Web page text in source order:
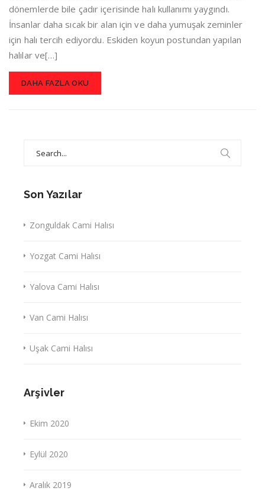
dönemlerde bile çadır içerisinde halı kullanımı yaygındı.
İnsanlar daha sıcak bir alan için ve daha yumuşak zeminler
için halı tercih ediyordu. Eskiden koyun postundan yapılan
halılar ve[…]
DAHA FAZLA OKU
Son Yazılar
Zonguldak Cami Halısı
Yozgat Cami Halısı
Yalova Cami Halısı
Van Cami Halısı
Uşak Cami Halısı
Arşivler
Ekim 2020
Eylül 2020
Aralık 2019